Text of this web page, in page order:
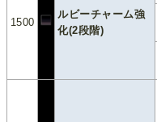
1500
ルビーチャーム強
化(2段階)